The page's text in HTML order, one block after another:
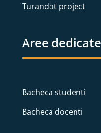
Turandot project
Aree dedicate
Bacheca studenti
Bacheca docenti